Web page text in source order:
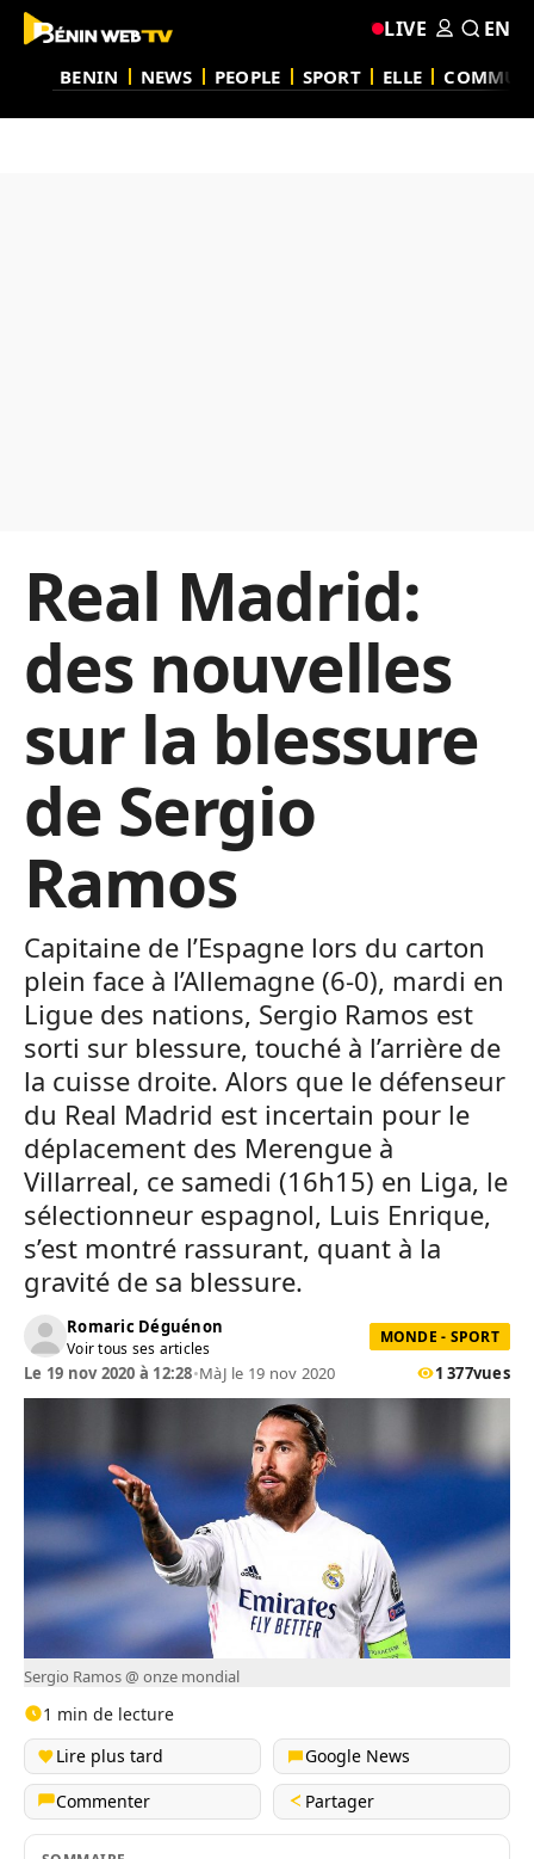
BENIN NEWS PEOPLE SPORT ELLE
LIVE EN
Real Madrid:
des nouvelles
sur la blessure
de Sergio
Ramos
Capitaine de l’Espagne lors du carton
plein face à l’Allemagne (6-0), mardi en
Ligue des nations, Sergio Ramos est
sorti sur blessure, touché à l’arrière de
la cuisse droite. Alors que le défenseur
du Real Madrid est incertain pour le
déplacement des Merengue à
Villarreal, ce samedi (16h15) en Liga, le
sélectionneur espagnol, Luis Enrique,
s’est montré rassurant, quant à la
gravité de sa blessure.
Romaric Déguénon
Voir tous ses articles
MONDE - SPORT
Le 19 nov 2020 à 12:28•MàJ le 19 nov 2020 1 377vues
Sergio Ramos @ onze mondial
1 min de lecture
Lire plus tard
Google News
Commenter
Partager